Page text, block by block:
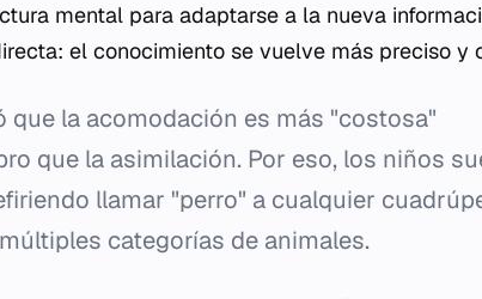
mental para adaptarse a la nueva
el conocimiento se vuelve más preciso y
que la acomodación es más "costosa"
que la asimilación. Por eso, los niños
llamar "perro" a cualquier
categorías de animales.